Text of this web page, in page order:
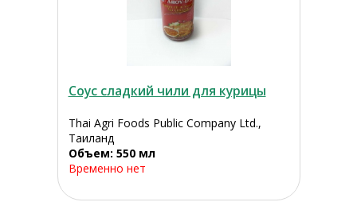
Соус сладкий чили для курицы
Thai Agri Foods Public Company Ltd.,
Таиланд
Объем: 550 мл
Временно нет